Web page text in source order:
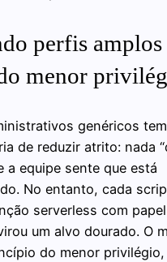
perfis amplos
menor
genéricos
de reduzir atrito: nada
a equipe sente que está
No entanto, cada
serverless com papel
um alvo dourado. O
do menor privilégio,